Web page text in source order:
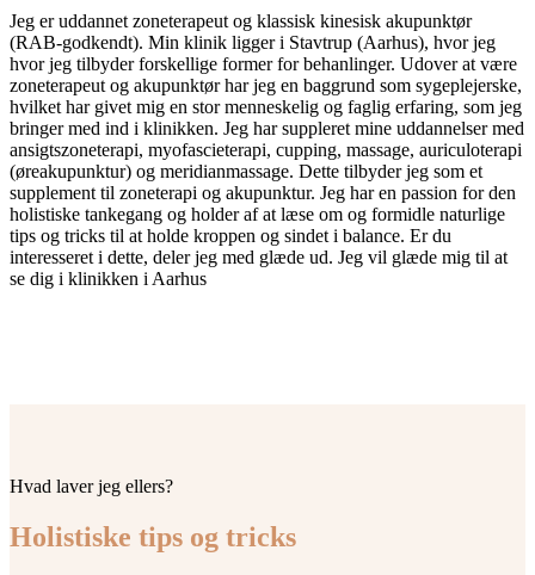
Jeg er uddannet zoneterapeut og klassisk kinesisk akupunktør
(RAB-godkendt). Min klinik ligger i Stavtrup (Aarhus), hvor jeg
hvor jeg tilbyder forskellige former for behanlinger. Udover at være
zoneterapeut og akupunktør har jeg en baggrund som sygeplejerske,
hvilket har givet mig en stor menneskelig og faglig erfaring, som jeg
bringer med ind i klinikken. Jeg har suppleret mine uddannelser med
ansigtszoneterapi, myofascieterapi, cupping, massage, auriculoterapi
(øreakupunktur) og meridianmassage. Dette tilbyder jeg som et
supplement til zoneterapi og akupunktur. Jeg har en passion for den
holistiske tankegang og holder af at læse om og formidle naturlige
tips og tricks til at holde kroppen og sindet i balance. Er du
interesseret i dette, deler jeg med glæde ud. Jeg vil glæde mig til at
se dig i klinikken i Aarhus
Hvad laver jeg ellers?
Holistiske tips og tricks